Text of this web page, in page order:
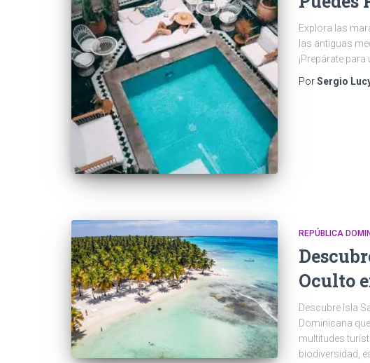
Explora las
las antiguas
¡Prepárate
PorSergio
REPÚBLICA
Oculto
Descubre Isla
Dominicana
multitudes
biodiversidad,